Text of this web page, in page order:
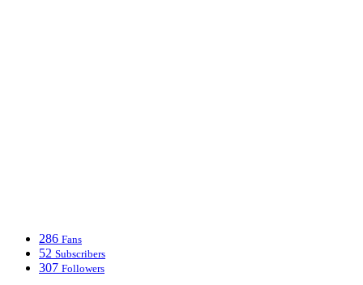
286 Fans
52 Subscribers
307 Followers